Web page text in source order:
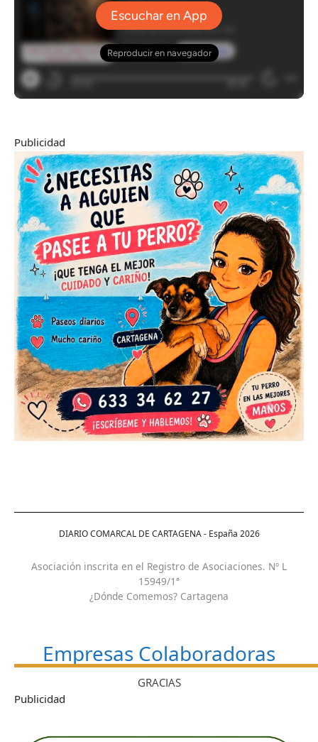
Publicidad
DIARIO COMARCAL DE CARTAGENA - España 2026
Asociación inscrita en el Registro de Asociaciones. Nº L
15949/1ª
¿Dónde Comemos? Cartagena
Empresas Colaboradoras
GRACIAS
Publicidad